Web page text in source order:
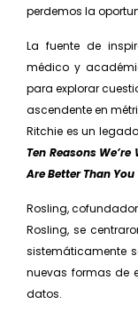
perdemos la
La fuente de
médico y
para explorar
ascendente en
Ritchie es un
Ten Reasons
Are Better Than You
Rosling,
Rosling, se
sistemáticamente
nuevas formas de
datos.